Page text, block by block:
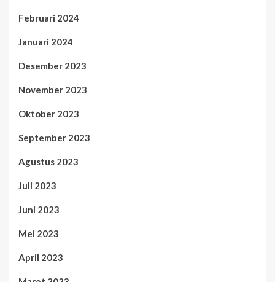
Februari 2024
Januari 2024
Desember 2023
November 2023
Oktober 2023
September 2023
Agustus 2023
Juli 2023
Juni 2023
Mei 2023
April 2023